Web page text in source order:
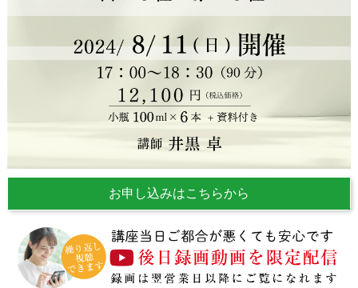
お申し込みはこちらから